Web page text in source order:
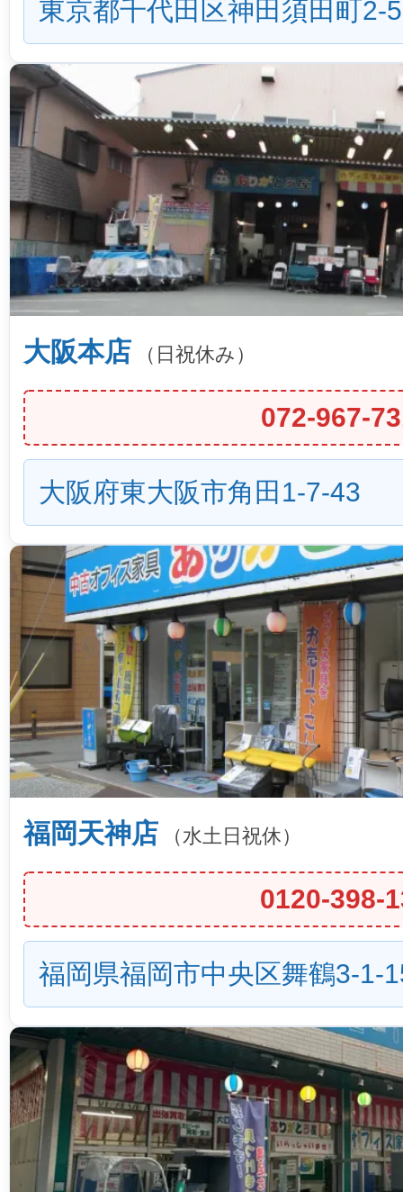
東京都千代田区神田須田町2-
大阪本店 （日祝休み）
072-967-
大阪府東大阪市角田1-7-43
福岡天神店 （水土日祝休）
0120-398-
福岡県福岡市中央区舞鶴3-1-